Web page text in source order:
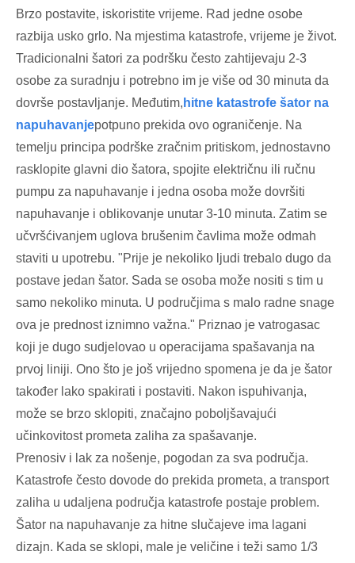
Brzo postavite, iskoristite vrijeme. Rad jedne osobe
razbija usko grlo. Na mjestima katastrofe, vrijeme je život.
Tradicionalni šatori za podršku često zahtijevaju 2-3
osobe za suradnju i potrebno im je više od 30 minuta da
dovrše postavljanje. Međutim, hitne katastrofe šator na
napuhavanjepotpuno prekida ovo ograničenje. Na
temelju principa podrške zračnim pritiskom, jednostavno
rasklopite glavni dio šatora, spojite električnu ili ručnu
pumpu za napuhavanje i jedna osoba može dovršiti
napuhavanje i oblikovanje unutar 3-10 minuta. Zatim se
učvršćivanjem uglova brušenim čavlima može odmah
staviti u upotrebu. "Prije je nekoliko ljudi trebalo dugo da
postave jedan šator. Sada se osoba može nositi s tim u
samo nekoliko minuta. U područjima s malo radne snage
ova je prednost iznimno važna." Priznao je vatrogasac
koji je dugo sudjelovao u operacijama spašavanja na
prvoj liniji. Ono što je još vrijedno spomena je da je šator
također lako spakirati i postaviti. Nakon ispuhivanja,
može se brzo sklopiti, značajno poboljšavajući
učinkovitost prometa zaliha za spašavanje.
Prenosiv i lak za nošenje, pogodan za sva područja.
Katastrofe često dovode do prekida prometa, a transport
zaliha u udaljena područja katastrofe postaje problem.
Šator na napuhavanje za hitne slučajeve ima lagani
dizajn. Kada se sklopi, male je veličine i teži samo 1/3